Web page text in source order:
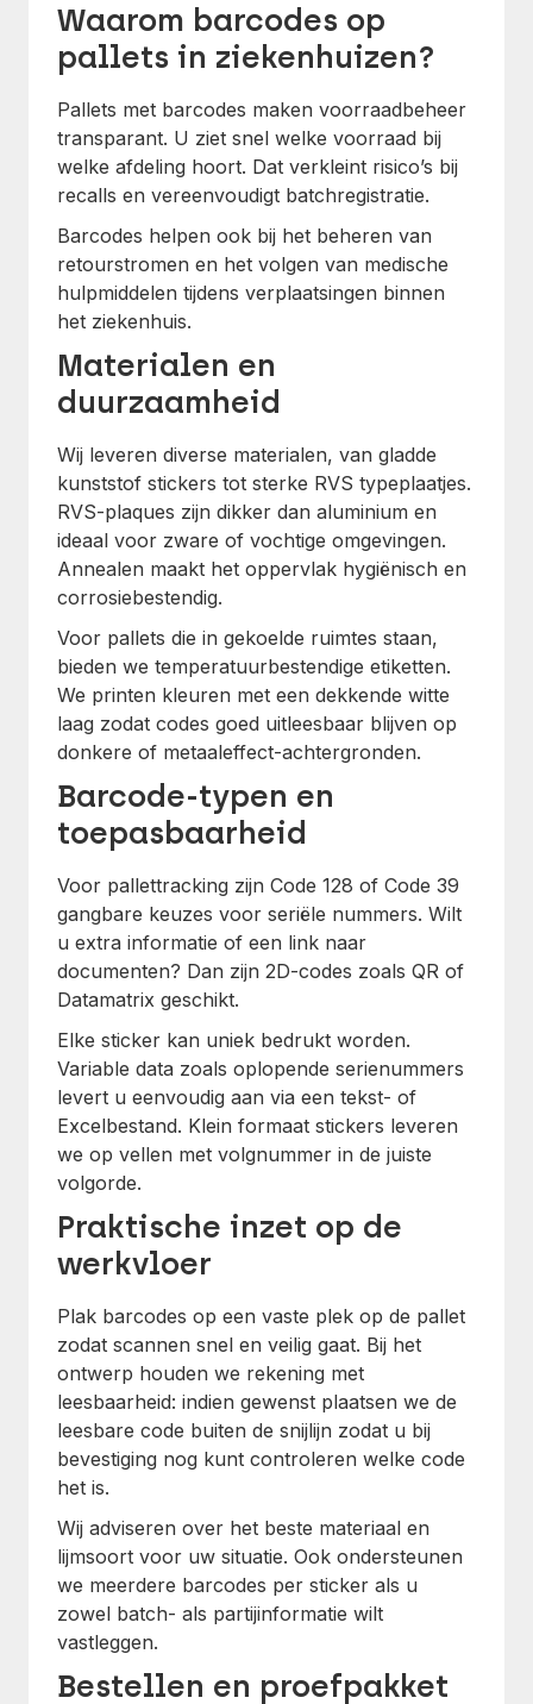
Waarom barcodes op
pallets in ziekenhuizen?
Pallets met barcodes maken voorraadbeheer
transparant. U ziet snel welke voorraad bij
welke afdeling hoort. Dat verkleint risico’s bij
recalls en vereenvoudigt batchregistratie.
Barcodes helpen ook bij het beheren van
retourstromen en het volgen van medische
hulpmiddelen tijdens verplaatsingen binnen
het ziekenhuis.
Materialen en
duurzaamheid
Wij leveren diverse materialen, van gladde
kunststof stickers tot sterke RVS typeplaatjes.
RVS-plaques zijn dikker dan aluminium en
ideaal voor zware of vochtige omgevingen.
Annealen maakt het oppervlak hygiënisch en
corrosiebestendig.
Voor pallets die in gekoelde ruimtes staan,
bieden we temperatuurbestendige etiketten.
We printen kleuren met een dekkende witte
laag zodat codes goed uitleesbaar blijven op
donkere of metaaleffect-achtergronden.
Barcode-typen en
toepasbaarheid
Voor pallettracking zijn Code 128 of Code 39
gangbare keuzes voor seriële nummers. Wilt
u extra informatie of een link naar
documenten? Dan zijn 2D-codes zoals QR of
Datamatrix geschikt.
Elke sticker kan uniek bedrukt worden.
Variable data zoals oplopende serienummers
levert u eenvoudig aan via een tekst- of
Excelbestand. Klein formaat stickers leveren
we op vellen met volgnummer in de juiste
volgorde.
Praktische inzet op de
werkvloer
Plak barcodes op een vaste plek op de pallet
zodat scannen snel en veilig gaat. Bij het
ontwerp houden we rekening met
leesbaarheid: indien gewenst plaatsen we de
leesbare code buiten de snijlijn zodat u bij
bevestiging nog kunt controleren welke code
het is.
Wij adviseren over het beste materiaal en
lijmsoort voor uw situatie. Ook ondersteunen
we meerdere barcodes per sticker als u
zowel batch- als partijinformatie wilt
vastleggen.
Bestellen en proefpakket